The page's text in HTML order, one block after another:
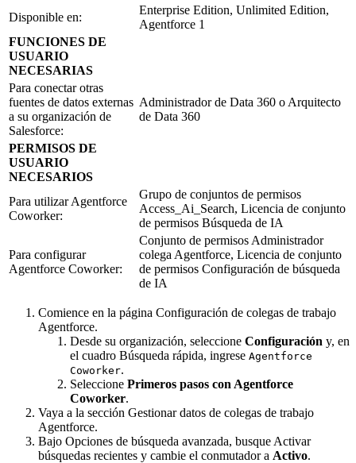
Disponible en:
Enterprise Edition, Unlimited Edition,
Agentforce 1
FUNCIONES DE
USUARIO
NECESARIAS
Para conectar otras
fuentes de datos externas
a su organización de
Salesforce:
Administrador de Data 360 o Arquitecto
de Data 360
PERMISOS DE
USUARIO
NECESARIOS
Para utilizar Agentforce
Coworker:
Grupo de conjuntos de permisos
Access_Ai_Search, Licencia de conjunto
de permisos Búsqueda de IA
Para configurar
Agentforce Coworker:
Conjunto de permisos Administrador
colega Agentforce, Licencia de conjunto
de permisos Configuración de búsqueda
de IA
Comience en la página Configuración de colegas de trabajo
Agentforce.
Desde su organización, seleccione Configuración y, en
el cuadro Búsqueda rápida, ingrese Agentforce
Coworker.
Seleccione Primeros pasos con Agentforce
Coworker.
Vaya a la sección Gestionar datos de colegas de trabajo
Agentforce.
Bajo Opciones de búsqueda avanzada, busque Activar
búsquedas recientes y cambie el conmutador a Activo.